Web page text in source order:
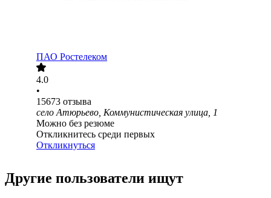
ПАО Ростелеком
4.0
•
15673 отзыва
село Атюрьево, Коммунистическая улица, 1
Можно без резюме
Откликнитесь среди первых
Откликнуться
Другие пользователи ищут